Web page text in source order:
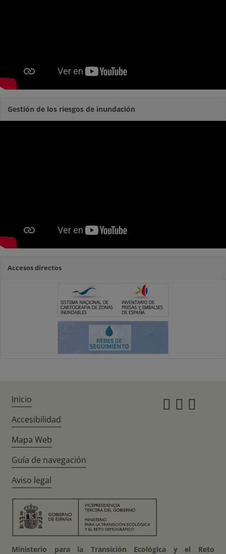
Gestión de los riesgos de inundación
Accesos directos
Inicio
Accesibilidad
Mapa Web
Guía de navegación
Aviso legal
Ministerio para la Transición Ecológica y el Reto